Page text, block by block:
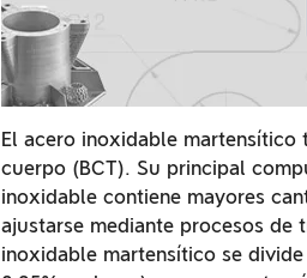
El acero inoxidable
cuerpo (BCT). Su principal
inoxidable contiene mayores
ajustarse mediante procesos
inoxidable martensítico se